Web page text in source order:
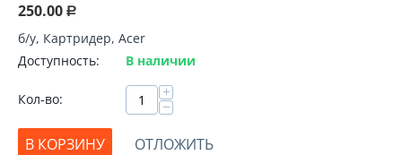
250.00 Р
б/у, Картридер, Acer
Доступность:
В наличии
Кол-во: +
−
В КОРЗИНУ
ОТЛОЖИТЬ